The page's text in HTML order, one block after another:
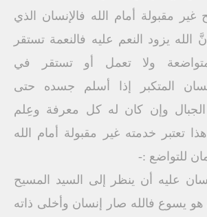
غير مقبولة أمام الله فالإنسان الذي
الله يزود النعم عليه فالنعمة تستقر
ولا تعمل أو تستقر في
المتكبر إذا أسلم جسده حتى
وإن كان له كل معرفة وعِلم
تعتبر خدمته غير مقبولة أمام الله
للتواضع :-
عليه أن ينظر إلى السيد المسيح
هو يسوع فالله صار إنسان وأخلى ذاته